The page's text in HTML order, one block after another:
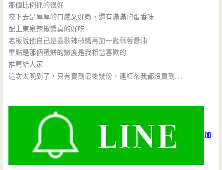
那個比例抓的很好
咬下去是厚厚的口感又好嫩，還有滿滿的蛋香味
配上東泉辣椒醬真的好吃
老板說他自己是喜歡辣椒醬再加一匙蒜蓉醬油
重點是那個蛋餅的嫩度是我相當喜歡的
推薦給大家
這次太晚到了，只有買到最後幾份，連紅茶我都沒買到…..
加